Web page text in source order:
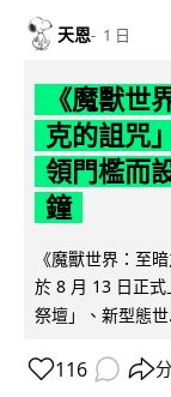
天恩 1 日
《魔獸世
克的詛咒
領門檻而
鐘
《魔獸世界：至
於 8 月 13 日正
祭壇」、新型態
116